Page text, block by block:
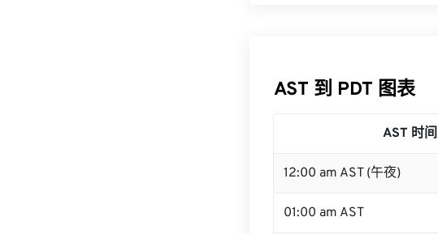
AST 到 PDT 图表
AST 时间
12:00 am AST (午夜)
01:00 am AST